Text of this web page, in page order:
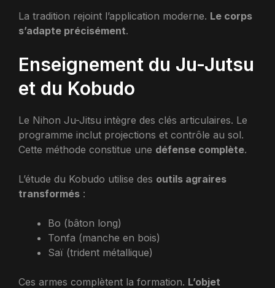
La tradition rejoint l’application moderne. Le corps
s’adapte précisément.
Enseignement du Ju-Jutsu
et du Kobudo
Le Nihon Ju-Jitsu intègre des clés articulaires. Le
programme inclut projections et contrôle au sol.
Cette méthode constitue une défense complète.
L’étude du Kobudo utilise des outils agraires
transformés :
Bo (bâton long)
Tonfa (manche en bois)
Saï (trident métallique)
Ces armes complètent la formation. L’objet